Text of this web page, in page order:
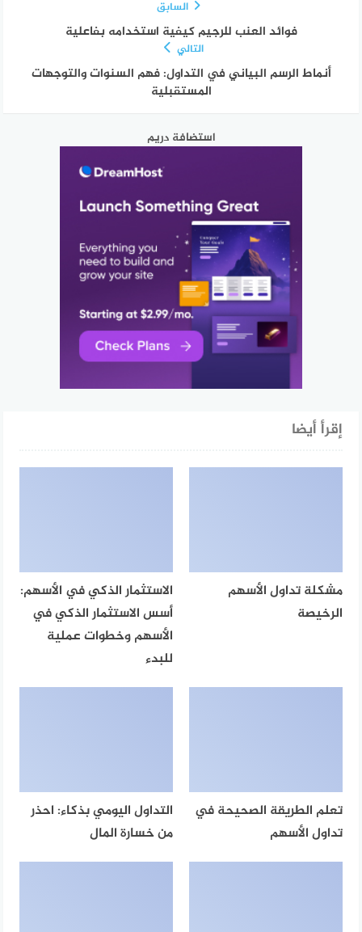
السابق
فوائد العنب للرجيم كيفية استخدامه بفاعلية
التالي
أنماط الرسم البياني في التداول: فهم السنوات والتوجهات
المستقبلية
استضافة دريم
إقرأ أيضا
مشكلة تداول الأسهم
الرخيصة
الاستثمار الذكي في الأسهم:
أسس الاستثمار الذكي في
الأسهم وخطوات عملية
للبدء
تعلم الطريقة الصحيحة في
تداول الأسهم
التداول اليومي بذكاء: احذر
من خسارة المال